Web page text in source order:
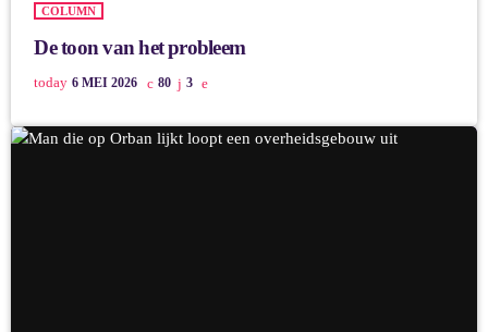
COLUMN
De toon van het probleem
today 6 MEI 2026 80 3